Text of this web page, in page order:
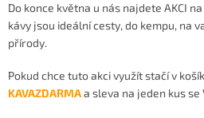
Do konce května u nás najdete AKCI
kávy jsou ideální cesty, do kempu, na
přírody.
Pokud chce tuto akci využít stačí v
KAVAZDARMAa sleva na jeden kus